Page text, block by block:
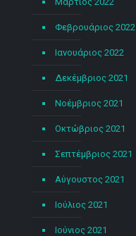
Φεβρουάριος 2022
Ιανουάριος 2022
Δεκέμβριος 2021
Νοέμβριος 2021
Οκτώβριος 2021
Σεπτέμβριος 2021
Αύγουστος 2021
Ιούλιος 2021
Ιούνιος 2021